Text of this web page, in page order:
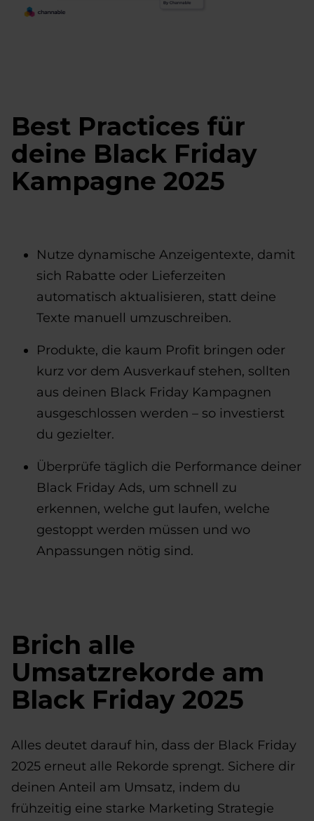
Best Practices für
deine Black Friday
Kampagne 2025
Nutze dynamische Anzeigentexte, damit
sich Rabatte oder Lieferzeiten
automatisch aktualisieren, statt deine
Texte manuell umzuschreiben.
Produkte, die kaum Profit bringen oder
kurz vor dem Ausverkauf stehen, sollten
aus deinen Black Friday Kampagnen
ausgeschlossen werden – so investierst
du gezielter.
Überprüfe täglich die Performance deiner
Black Friday Ads, um schnell zu
erkennen, welche gut laufen, welche
gestoppt werden müssen und wo
Anpassungen nötig sind.
Brich alle
Umsatzrekorde am
Black Friday 2025
Alles deutet darauf hin, dass der Black Friday
2025 erneut alle Rekorde sprengt. Sichere dir
deinen Anteil am Umsatz, indem du
frühzeitig eine starke Marketing Strategie